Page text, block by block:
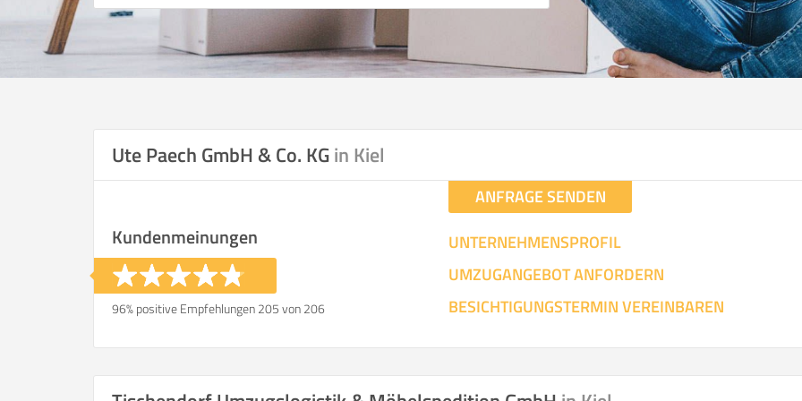
Ute Paech GmbH & Co. KGin Kiel
ANFRAGE SENDEN
UNTERNEHMENSPROFIL
UMZUGANGEBOT ANFORDERN
BESICHTIGUNGSTERMIN VEREINBAREN
Kundenmeinungen
96% positive Empfehlungen 205 von 206